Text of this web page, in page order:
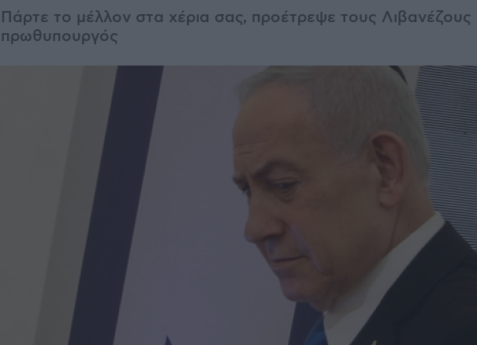
Πάρτε το μέλλον στα χέρια σας, προέτρεψε τους Λιβανέζους
πρωθυπουργός